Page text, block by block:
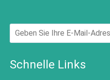
Schnelle Links